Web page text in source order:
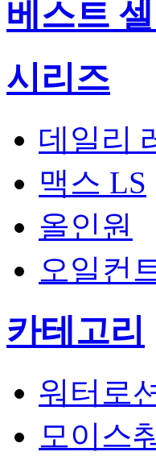
베스트
시리즈
데일리
맥스 LS
올인원
오일컨
카테고리
워터로
모이스